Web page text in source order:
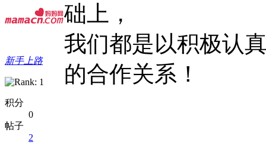
新手上路
积分
0
帖子
2
础上，
我们都是以积极认
的合作关系！